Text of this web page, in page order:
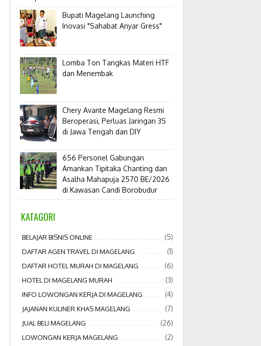
Bupati Magelang Launching
Inovasi "Sahabat Anyar Gress"
Lomba Ton Tangkas Materi HTF
dan Menembak
​Chery Avante Magelang Resmi
Beroperasi, Perluas Jaringan 3S
di Jawa Tengah dan DIY
656 Personel Gabungan
Amankan Tipitaka Chanting dan
Asalha Mahapuja 2570 BE/2026
di Kawasan Candi Borobudur
KATAGORI
BELAJAR BISNIS ONLINE (5)
DAFTAR AGEN TRAVEL DI MAGELANG (1)
DAFTAR HOTEL MURAH DI MAGELANG (6)
HOTEL DI MAGELANG MURAH (3)
INFO LOWONGAN KERJA DI MAGELANG (4)
JAJANAN KULINER KHAS MAGELANG (7)
JUAL BELI MAGELANG (26)
LOWONGAN KERJA MAGELANG (2)